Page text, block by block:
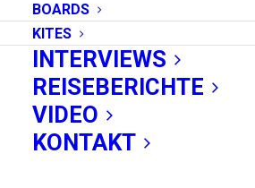
BOARDS
KITES
INTERVIEWS
REISEBERICHTE
VIDEO
KONTAKT
Cabrinha